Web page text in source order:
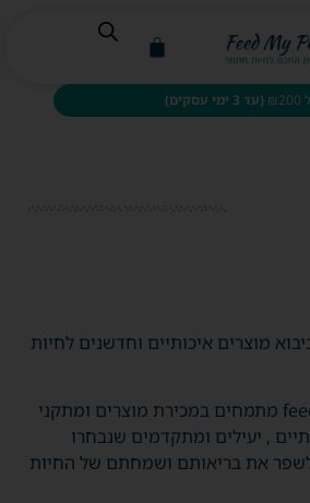
(עד 3 ימי עסקים)
מוצרים איכותיים וחדשנים לחיות
אנחנו חברת feed my pet מתמחים במכירת מוצרים ומתקני
, יעילים ומתקדמים שנבחרו
את בריאותם ושמחתם של החיות